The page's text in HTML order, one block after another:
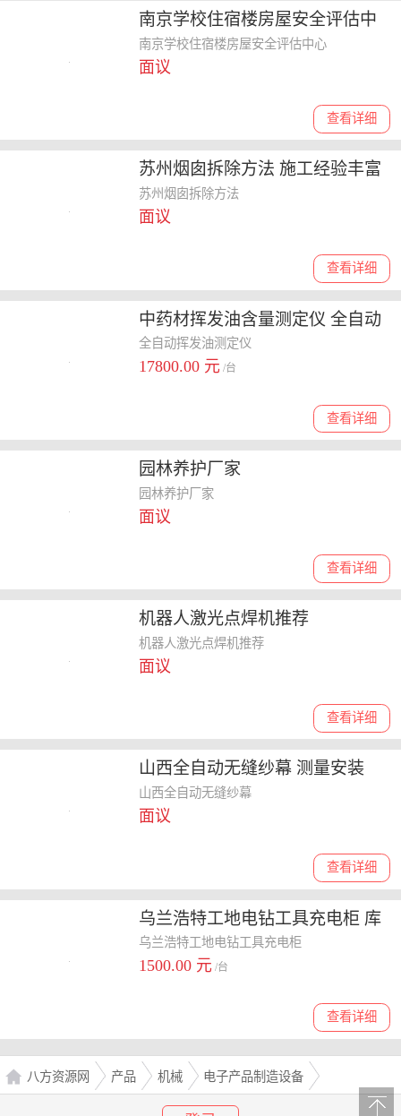
南京学校住宿楼房屋安全评估中
心 工程质量鉴定
南京学校住宿楼房屋安全评估中心
面议
查看详细
苏州烟囱拆除方法 施工经验丰富
苏州烟囱拆除方法
面议
查看详细
中药材挥发油含量测定仪 全自动
挥发油测定仪
全自动挥发油测定仪
17800.00 元 /台
查看详细
园林养护厂家
园林养护厂家
面议
查看详细
机器人激光点焊机推荐
机器人激光点焊机推荐
面议
查看详细
山西全自动无缝纱幕 测量安装
山西全自动无缝纱幕
面议
查看详细
乌兰浩特工地电钻工具充电柜 库
存充足
乌兰浩特工地电钻工具充电柜
1500.00 元 /台
查看详细
八方资源网 产品 机械 电子产品制造设备
电子电器生产线